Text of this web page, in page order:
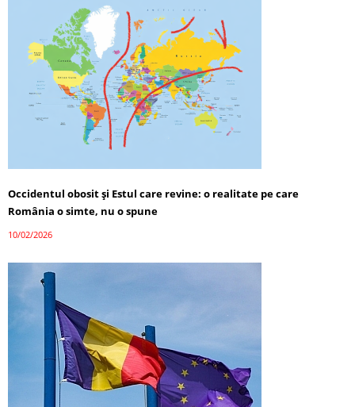
Occidentul obosit și Estul care revine: o realitate pe care
România o simte, nu o spune
10/02/2026